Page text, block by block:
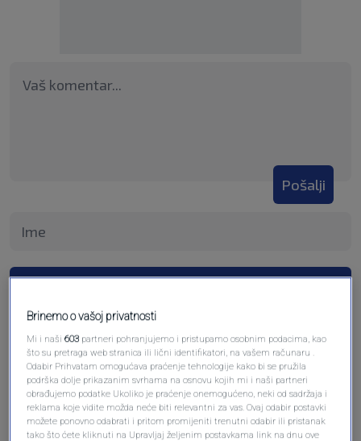
Pošalji
Brinemo o vašoj privatnosti
Mi i naši603 partneri pohranjujemo i pristupamo osobnim podacima, kao
što su pretraga web stranica ili lični identifikatori, na vašem računaru .
Odabir Prihvatam omogućava praćenje tehnologije kako bi se pružila
podrška dolje prikazanim svrhama na osnovu kojih mi i naši partneri
obrađujemo podatke Ukoliko je praćenje onemogućeno, neki od sadržaja i
reklama koje vidite možda neće biti relevantni za vas. Ovaj odabir postavki
možete ponovno odabrati i pritom promijeniti trenutni odabir ili pristanak
tako što ćete kliknuti na Upravljaj željenim postavkama link na dnu ove